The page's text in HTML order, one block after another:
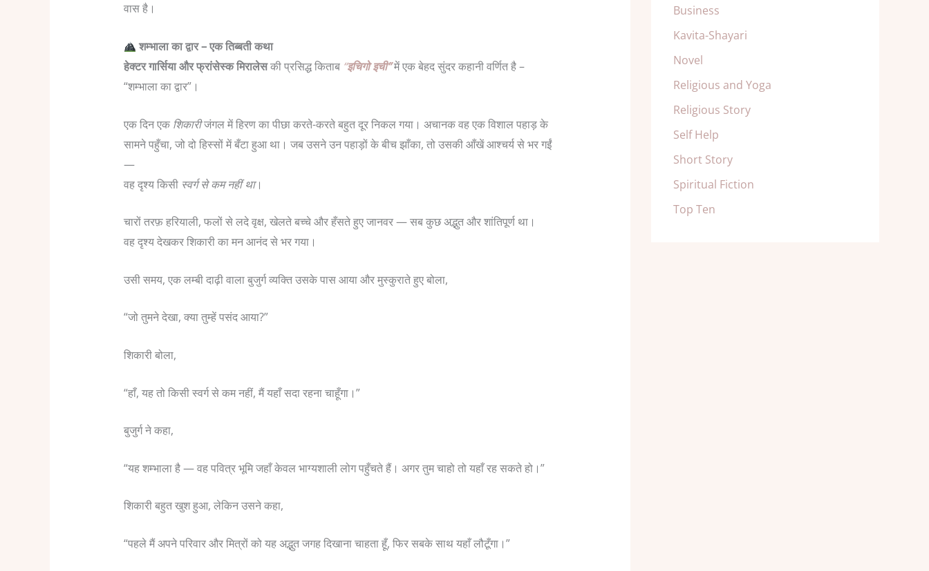
वास है।
शम्भाला का द्वार – एक तिब्बती कथा
हेक्टर गार्सिया और फ्रांसेस्क मिरालेसकी प्रसिद्ध किताब “इचिगो इची”में एक बेहद सुंदर कहानी वर्णित है –
“शम्भाला का द्वार”।
एक दिन एक शिकारीजंगल में हिरण का पीछा करते-करते बहुत दूर निकल गया। अचानक वह एक विशाल पहाड़ के
सामने पहुँचा, जो दो हिस्सों में बँटा हुआ था। जब उसने उन पहाड़ों के बीच झाँका, तो उसकी आँखें आश्चर्य से भर गईं
—
वह दृश्य किसी स्वर्ग से कम नहीं था।
चारों तरफ़ हरियाली, फलों से लदे वृक्ष, खेलते बच्चे और हँसते हुए जानवर — सब कुछ अद्भुत और शांतिपूर्ण था।
वह दृश्य देखकर शिकारी का मन आनंद से भर गया।
उसी समय, एक लम्बी दाढ़ी वाला बुजुर्ग व्यक्ति उसके पास आया और मुस्कुराते हुए बोला,
“जो तुमने देखा, क्या तुम्हें पसंद आया?”
शिकारी बोला,
“हाँ, यह तो किसी स्वर्ग से कम नहीं, मैं यहाँ सदा रहना चाहूँगा।”
बुजुर्ग ने कहा,
“यह शम्भाला है — वह पवित्र भूमि जहाँ केवल भाग्यशाली लोग पहुँचते हैं। अगर तुम चाहो तो यहाँ रह सकते हो।”
शिकारी बहुत खुश हुआ, लेकिन उसने कहा,
“पहले मैं अपने परिवार और मित्रों को यह अद्भुत जगह दिखाना चाहता हूँ, फिर सबके साथ यहाँ लौटूँगा।”
Business
Kavita-Shayari
Novel
Religious and Yoga
Religious Story
Self Help
Short Story
Spiritual Fiction
Top Ten